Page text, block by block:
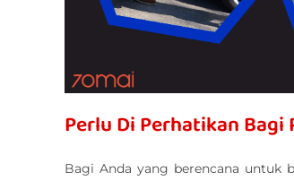
Perlu Di Perhatikan
Bagi Anda yang berencana untuk